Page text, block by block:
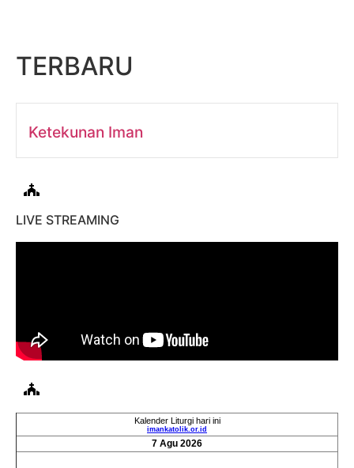
TERBARU
Ketekunan Iman
LIVE STREAMING